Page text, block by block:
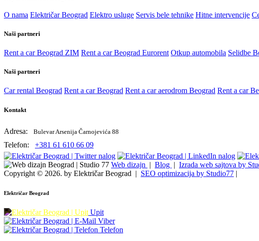
O nama Električar Beograd Elektro usluge Servis bele tehnike Hitne intervencije
Naši partneri
Rent a car Beograd ZIM Rent a car Beograd Eurorent Otkup automobila Selidbe
Naši partneri
Car rental Beograd Rent a car Beograd Rent a car aerodrom Beograd Rent a car
Kontakt
Adresa: Bulevar Arsenija Čarnojevića 88
Telefon: +381 61 610 66 09
Web dizajn | Blog | Izrada web sajtova by
Copyright © 2026. by Električar Beograd | SEO optimizacija by Studio77 |
Električar Beograd
Upit
Viber
Telefon